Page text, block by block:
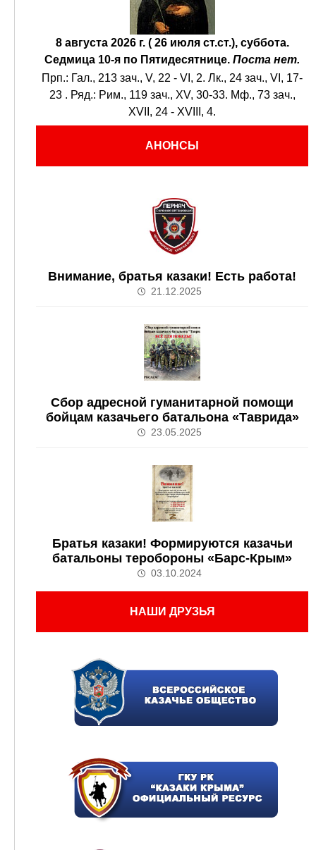
8 августа 2026 г. ( 26 июля ст.ст.), суббота.
Седмица 10-я по Пятидесятнице. Поста нет.
Прп.: Гал., 213 зач., V, 22 - VI, 2. Лк., 24 зач., VI, 17-
23 . Ряд.: Рим., 119 зач., XV, 30-33. Мф., 73 зач.,
XVII, 24 - XVIII, 4.
АНОНСЫ
Внимание, братья казаки! Есть работа!
21.12.2025
Сбор адресной гуманитарной помощи
бойцам казачьего батальона «Таврида»
23.05.2025
Братья казаки! Формируются казачьи
батальоны теробороны «Барс-Крым»
03.10.2024
НАШИ ДРУЗЬЯ